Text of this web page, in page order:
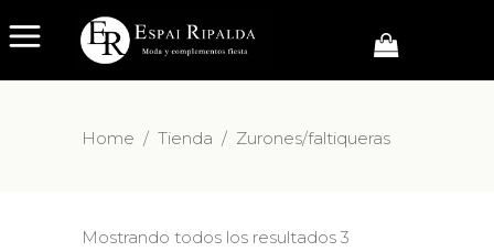
Home / Tienda / Zurones/faltiqueras
Mostrando todos los resultados 3